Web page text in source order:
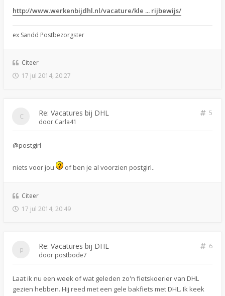
http://www.werkenbijdhl.nl/vacature/kle ... rijbewijs/
ex Sandd Postbezorgster
Citeer
17 jul 2014, 20:27
Re: Vacatures bij DHL
5
door Carla41
@postgirl
niets voor jou of ben je al voorzien postgirl..
Citeer
17 jul 2014, 20:49
Re: Vacatures bij DHL
6
door postbode7
Laat ik nu een week of wat geleden zo'n fietskoerier van DHL
gezien hebben. Hij reed met een gele bakfiets met DHL. Ik keek